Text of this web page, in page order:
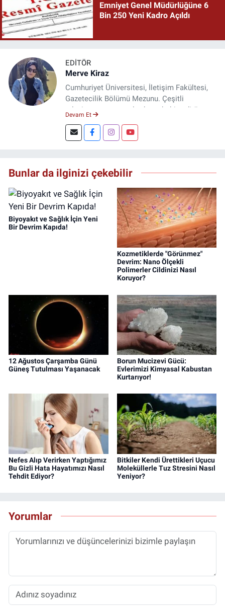
Emniyet Genel Müdürlüğüne 6
Bin 250 Yeni Kadro Açıldı
EDITÖR
Merve Kiraz
Cumhuriyet Üniversitesi, İletişim Fakültesi,
Gazetecilik Bölümü Mezunu. Çeşitli
televizyon ve gazetelerde muhabir, editör,
Şuan, www.dogugazetesi.com adlı haber
sitesinin Yazı İşleri Müdürlüğünü yürütmekte.
Devam Et
Bunlar da ilginizi çekebilir
Biyoyakıt ve Sağlık İçin Yeni
Bir Devrim Kapıda!
Kozmetiklerde "Görünmez"
Devrim: Nano Ölçekli
Polimerler Cildinizi Nasıl
Koruyor?
12 Ağustos Çarşamba Günü
Güneş Tutulması Yaşanacak
Borun Mucizevi Gücü:
Evlerimizi Kimyasal Kabustan
Kurtarıyor!
Nefes Alıp Verirken Yaptığımız
Bu Gizli Hata Hayatımızı Nasıl
Tehdit Ediyor?
Bitkiler Kendi Ürettikleri Uçucu
Moleküllerle Tuz Stresini Nasıl
Yeniyor?
Yorumlar